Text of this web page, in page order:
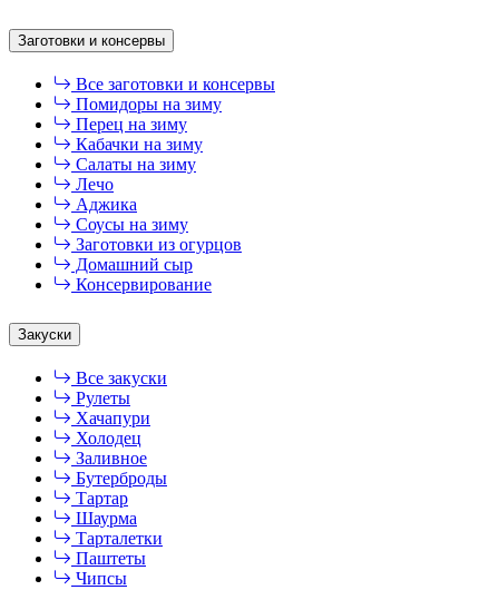
Заготовки и консервы
Все заготовки и консервы
Помидоры на зиму
Перец на зиму
Кабачки на зиму
Салаты на зиму
Лечо
Аджика
Соусы на зиму
Заготовки из огурцов
Домашний сыр
Консервирование
Закуски
Все закуски
Рулеты
Хачапури
Холодец
Заливное
Бутерброды
Тартар
Шаурма
Тарталетки
Паштеты
Чипсы